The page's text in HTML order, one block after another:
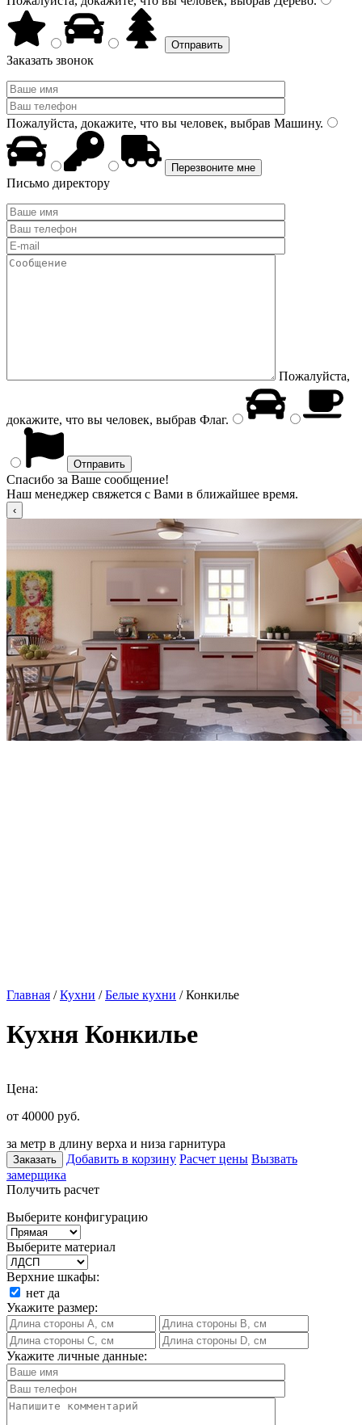
Заказать звонок
Пожалуйста, докажите, что вы человек, выбрав Машину.
Письмо директору
Пожалуйста,
докажите, что вы человек, выбрав Флаг.
Спасибо за Ваше сообщение!
Наш менеджер свяжется с Вами в ближайшее время.
Главная /Кухни /Белые кухни / Конкилье
Кухня Конкилье
Цена:
от 40000 руб.
за метр в длину верха и низа гарнитура
Заказать Добавить в корзину Расчет цены Вызвать
замерщика
Получить расчет
Выберите конфигурацию
Выберите материал
Верхние шкафы:
нет да
Укажите размер:
Укажите личные данные: